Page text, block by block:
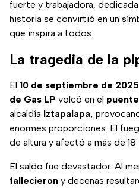
fuerte y trabajadora,
historia se convirtió en un
que inspira a todos.
La tragedia de la
El 10 de septiembre de
de Gas LP volcó en el
alcaldía Iztapalapa,
enormes proporciones. El
de altura y afectó a más de 18
El saldo fue devastador. Al
fallecieron y decenas